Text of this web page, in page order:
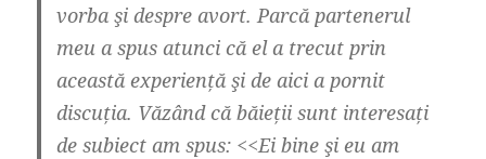
vorba şi despre avort. Parcă partenerul
meu a spus atunci că el a trecut prin
această experiență şi de aici a pornit
discuția. Văzând că băieții sunt interesați
de subiect am spus: <<Ei bine şi eu am